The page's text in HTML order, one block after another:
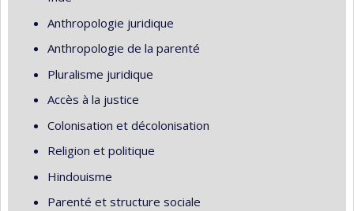
Anthropologie juridique
Anthropologie de la parenté
Pluralisme juridique
Accès à la justice
Colonisation et décolonisation
Religion et politique
Hindouisme
Parenté et structure sociale